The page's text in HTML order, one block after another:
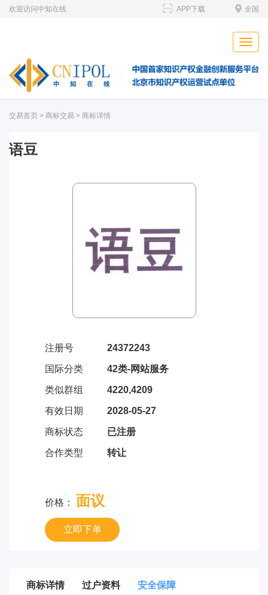
欢迎访问中知在线 全国
APP下载
Toggle
交易首页 > 商标交易 > 商标详情
语豆
注册号 24372243
国际分类 42类-网站服务
类似群组 4220,4209
有效日期 2028-05-27
商标状态 已注册
合作类型 转让
价格： 面议
立即下单
商标详情 过户资料 安全保障